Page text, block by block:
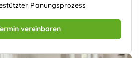
Planungsprozess
vereinbaren